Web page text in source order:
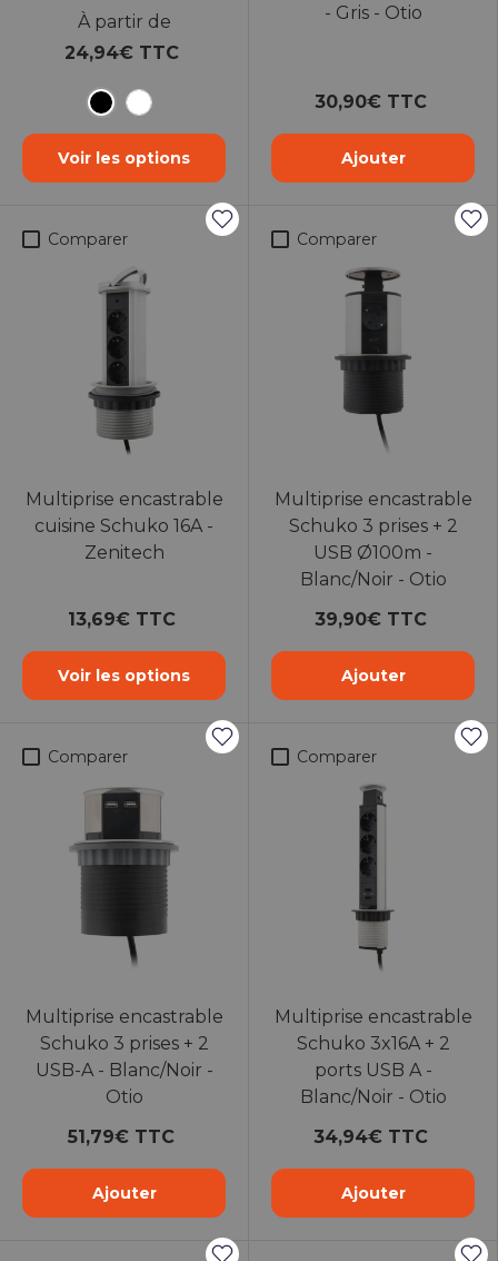
À partir de
24,94€ TTC
Voir les options
- Gris - Otio
30,90€ TTC
Ajouter
Comparer
Multiprise encastrable
cuisine Schuko 16A -
Zenitech
13,69€ TTC
Voir les options
Comparer
Multiprise encastrable
Schuko 3 prises + 2
USB Ø100m -
Blanc/Noir - Otio
39,90€ TTC
Ajouter
Comparer
Multiprise encastrable
Schuko 3 prises + 2
USB-A - Blanc/Noir -
Otio
51,79€ TTC
Ajouter
Comparer
Multiprise encastrable
Schuko 3x16A + 2
ports USB A -
Blanc/Noir - Otio
34,94€ TTC
Ajouter